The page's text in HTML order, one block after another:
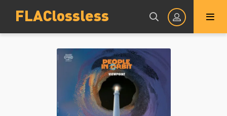
FLAClossless
Авторизация